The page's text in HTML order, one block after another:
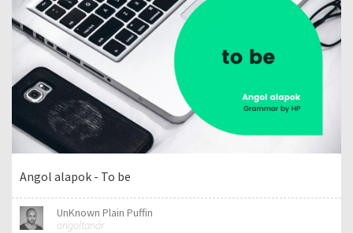
Angol alapok - To be
UnKnown Plain Puffin
angoltanár